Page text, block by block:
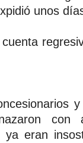
unos
ya eran